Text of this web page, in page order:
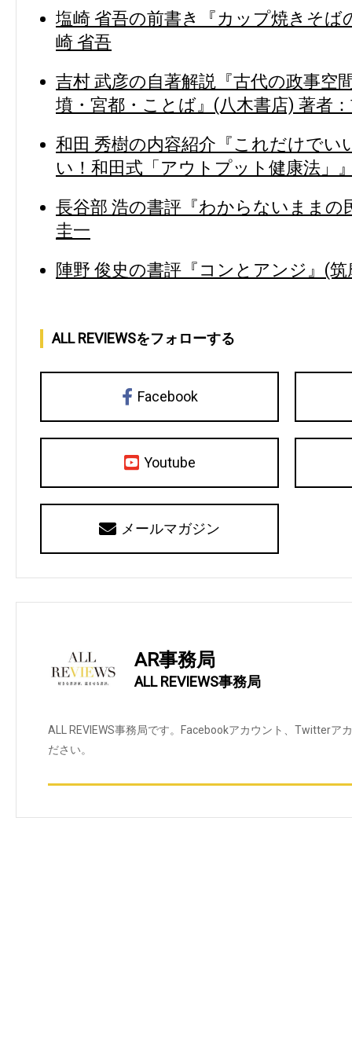
塩崎 省吾の前書き『カップ焼きそば
崎 省吾
吉村 武彦の自著解説『古代の政事空
墳・宮都・ことば』(八木書店) 著者
和田 秀樹の内容紹介『これだけでい
い！和田式「アウトプット健康法」
長谷部 浩の書評『わからないままの
圭一
陣野 俊史の書評『コンとアンジ』(
ALL REVIEWSをフォローする
Facebook
Youtube
メールマガジン
AR事務局
ALL REVIEWS事務局
ALL REVIEWS事務局です。Facebookアカウント、Twitterア
ださい。